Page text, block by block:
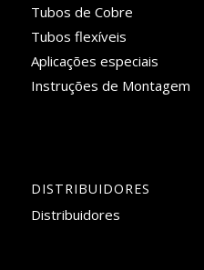
Tubos de Cobre
Tubos flexíveis
Aplicações especiais
Instruções de Montagem
DISTRIBUIDORES
Distribuidores